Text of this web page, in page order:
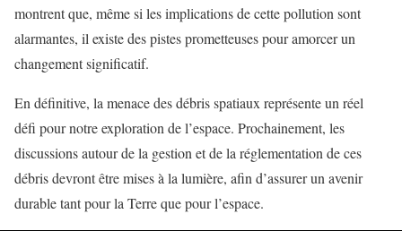
montrent que, même si les implications de cette pollution sont
alarmantes, il existe des pistes prometteuses pour amorcer un
changement significatif.
En définitive, la menace des débris spatiaux représente un réel
défi pour notre exploration de l’espace. Prochainement, les
discussions autour de la gestion et de la réglementation de ces
débris devront être mises à la lumière, afin d’assurer un avenir
durable tant pour la Terre que pour l’espace.